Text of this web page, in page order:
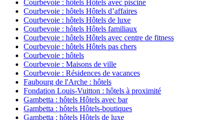
Courbevoie : hôtels Hôtels avec piscine
Courbevoie : hôtels Hôtels d’affaires
Courbevoie : hôtels Hôtels de luxe
Courbevoie : hôtels Hôtels familiaux
Courbevoie : hôtels Hôtels avec centre de fitness
Courbevoie : hôtels Hôtels pas chers
Courbevoie : hôtels
Courbevoie : Maisons de ville
Courbevoie : Résidences de vacances
Faubourg de l'Arche : hôtels
Fondation Louis-Vuitton : hôtels à proximité
Gambetta : hôtels Hôtels avec bar
Gambetta : hôtels Hôtels-boutiques
Gambetta : hôtels Hôtels de luxe